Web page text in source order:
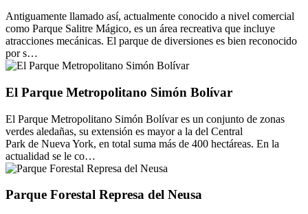
Antiguamente llamado así, actualmente conocido a nivel comercial
como Parque Salitre Mágico, es un área recreativa que incluye
atracciones mecánicas. El parque de diversiones es bien reconocido
por s…
El Parque Metropolitano Simón Bolívar
El Parque Metropolitano Simón Bolívar es un conjunto de zonas
verdes aledañas, su extensión es mayor a la del Central
Park de Nueva York, en total suma más de 400 hectáreas. En la
actualidad se le co…
Parque Forestal Represa del Neusa